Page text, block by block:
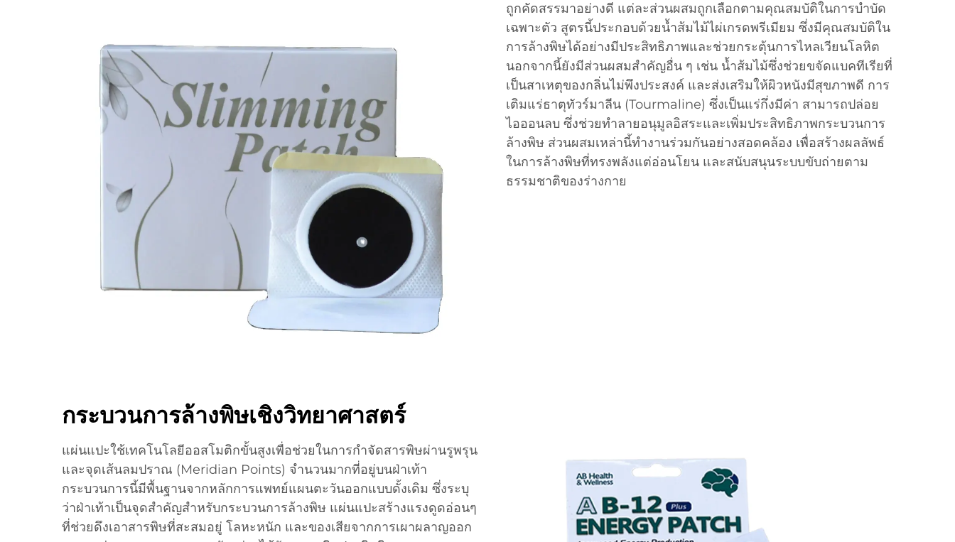
ถูกคัดสรรมาอย่างดี แต่ละส่วนผสมถูกเลือกตามคุณสมบัติในการบำบัด
เฉพาะตัว สูตรนี้ประกอบด้วยน้ำส้มไม้ไผ่เกรดพรีเมียม ซึ่งมีคุณสมบัติใน
การล้างพิษได้อย่างมีประสิทธิภาพและช่วยกระตุ้นการไหลเวียนโลหิต
นอกจากนี้ยังมีส่วนผสมสำคัญอื่น ๆ เช่น น้ำส้มไม้ซึ่งช่วยขจัดแบคทีเรียที่
เป็นสาเหตุของกลิ่นไม่พึงประสงค์ และส่งเสริมให้ผิวหนังมีสุขภาพดี การ
เติมแร่ธาตุทัวร์มาลีน (Tourmaline) ซึ่งเป็นแร่กึ่งมีค่า สามารถปล่อย
ไอออนลบ ซึ่งช่วยทำลายอนุมูลอิสระและเพิ่มประสิทธิภาพกระบวนการ
ล้างพิษ ส่วนผสมเหล่านี้ทำงานร่วมกันอย่างสอดคล้อง เพื่อสร้างผลลัพธ์
ในการล้างพิษที่ทรงพลังแต่อ่อนโยน และสนับสนุนระบบขับถ่ายตาม
ธรรมชาติของร่างกาย
กระบวนการล้างพิษเชิงวิทยาศาสตร์
แผ่นแปะใช้เทคโนโลยีออสโมติกขั้นสูงเพื่อช่วยในการกำจัดสารพิษผ่านรูพรุน
และจุดเส้นลมปราณ (Meridian Points) จำนวนมากที่อยู่บนฝ่าเท้า
กระบวนการนี้มีพื้นฐานจากหลักการแพทย์แผนตะวันออกแบบดั้งเดิม ซึ่งระบุ
ว่าฝ่าเท้าเป็นจุดสำคัญสำหรับกระบวนการล้างพิษ แผ่นแปะสร้างแรงดูดอ่อนๆ
ที่ช่วยดึงเอาสารพิษที่สะสมอยู่ โลหะหนัก และของเสียจากการเผาผลาญออก